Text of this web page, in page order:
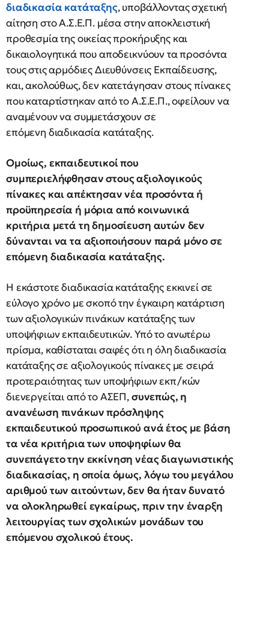
διαδικασία κατάταξης, υποβάλλοντας σχετική
αίτηση στο Α.Σ.Ε.Π. μέσα στην αποκλειστική
προθεσμία της οικείας προκήρυξης και
δικαιολογητικά που αποδεικνύουν τα προσόντα
τους στις αρμόδιες Διευθύνσεις Εκπαίδευσης,
και, ακολούθως, δεν κατετάγησαν στους πίνακες
που καταρτίστηκαν από το Α.Σ.Ε.Π., οφείλουν να
αναμένουν να συμμετάσχουν σε
επόμενη διαδικασία κατάταξης.
Ομοίως, εκπαιδευτικοί που
συμπεριελήφθησαν στους αξιολογικούς
πίνακες και απέκτησαν νέα προσόντα ή
προϋπηρεσία ή μόρια από κοινωνικά
κριτήρια μετά τη δημοσίευση αυτών δεν
δύνανται να τα αξιοποιήσουν παρά μόνο σε
επόμενη διαδικασία κατάταξης.
Η εκάστοτε διαδικασία κατάταξης εκκινεί σε
εύλογο χρόνο με σκοπό την έγκαιρη κατάρτιση
των αξιολογικών πινάκων κατάταξης των
υποψήφιων εκπαιδευτικών. Υπό το ανωτέρω
πρίσμα, καθίσταται σαφές ότι η όλη διαδικασία
κατάταξης σε αξιολογικούς πίνακες με σειρά
προτεραιότητας των υποψήφιων εκπ/κών
διενεργείται από το ΑΣΕΠ,συνεπώς, η
ανανέωση πινάκων πρόσληψης
εκπαιδευτικού προσωπικού ανά έτος με βάση
τα νέα κριτήρια των υποψηφίων θα
συνεπάγετο την εκκίνηση νέας διαγωνιστικής
διαδικασίας, η οποία όμως, λόγω του μεγάλου
αριθμού των αιτούντων, δεν θα ήταν δυνατό
να ολοκληρωθεί εγκαίρως, πριν την έναρξη
λειτουργίας των σχολικών μονάδων του
επόμενου σχολικού έτους.